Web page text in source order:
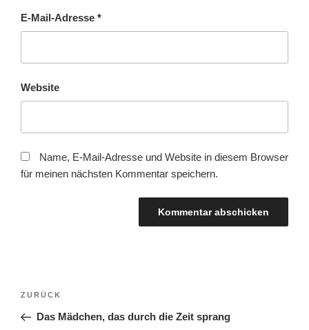
E-Mail-Adresse *
Website
Name, E-Mail-Adresse und Website in diesem Browser
für meinen nächsten Kommentar speichern.
Beitragsnavigation
Vorheriger
Beitrag
ZURÜCK
Das Mädchen, das durch die Zeit sprang